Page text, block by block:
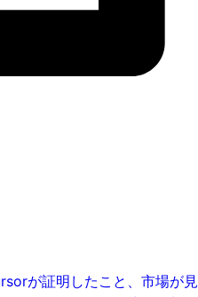
が証明したこと、市場が見